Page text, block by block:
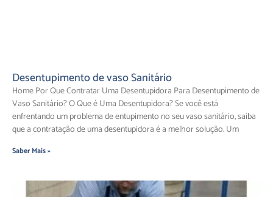
Desentupimento de vaso Sanitário
Home Por Que Contratar Uma Desentupidora Para Desentupimento de
Vaso Sanitário? O Que é Uma Desentupidora? Se você está
enfrentando um problema de entupimento no seu vaso sanitário, saiba
que a contratação de uma desentupidora é a melhor solução. Um
Saber Mais »